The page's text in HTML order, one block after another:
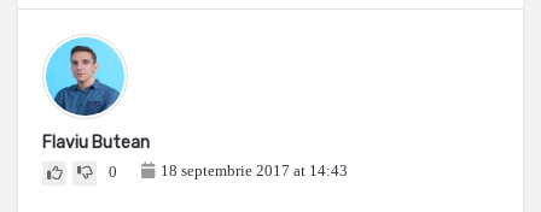
Flaviu Butean
0 18 septembrie 2017 at 14:43